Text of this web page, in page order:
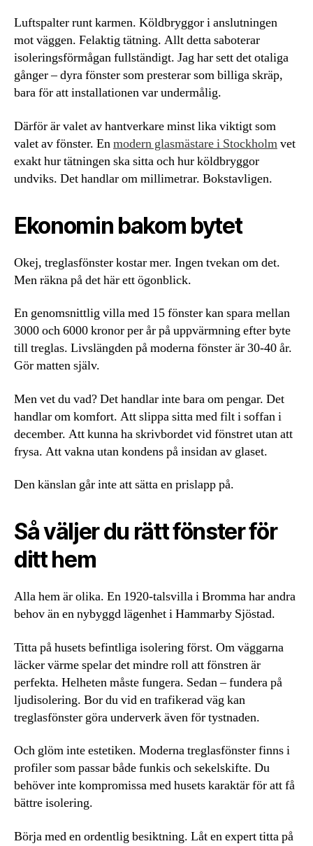
Luftspalter runt karmen. Köldbryggor i anslutningen
mot väggen. Felaktig tätning. Allt detta saboterar
isoleringsförmågan fullständigt. Jag har sett det otaliga
gånger – dyra fönster som presterar som billiga skräp,
bara för att installationen var undermålig.
Därför är valet av hantverkare minst lika viktigt som
valet av fönster. Enmodern glasmästare i Stockholmvet
exakt hur tätningen ska sitta och hur köldbryggor
undviks. Det handlar om millimetrar. Bokstavligen.
Ekonomin bakom bytet
Okej, treglasfönster kostar mer. Ingen tvekan om det.
Men räkna på det här ett ögonblick.
En genomsnittlig villa med 15 fönster kan spara mellan
3000 och 6000 kronor per år på uppvärmning efter byte
till treglas. Livslängden på moderna fönster är 30-40 år.
Gör matten själv.
Men vet du vad? Det handlar inte bara om pengar. Det
handlar om komfort. Att slippa sitta med filt i soffan i
december. Att kunna ha skrivbordet vid fönstret utan att
frysa. Att vakna utan kondens på insidan av glaset.
Den känslan går inte att sätta en prislapp på.
Så väljer du rätt fönster för
ditt hem
Alla hem är olika. En 1920-talsvilla i Bromma har andra
behov än en nybyggd lägenhet i Hammarby Sjöstad.
Titta på husets befintliga isolering först. Om väggarna
läcker värme spelar det mindre roll att fönstren är
perfekta. Helheten måste fungera. Sedan – fundera på
ljudisolering. Bor du vid en trafikerad väg kan
treglasfönster göra underverk även för tystnaden.
Och glöm inte estetiken. Moderna treglasfönster finns i
profiler som passar både funkis och sekelskifte. Du
behöver inte kompromissa med husets karaktär för att få
bättre isolering.
Börja med en ordentlig besiktning. Låt en expert titta på